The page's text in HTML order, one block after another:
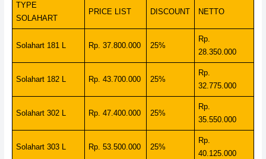
TYPE
SOLAHART
PRICE LIST DISCOUNT NETTO
Solahart 181 L Rp. 37.800.000 25%
Rp.
28.350.000
Solahart 182 L Rp. 43.700.000 25%
Rp.
32.775.000
Solahart 302 L Rp. 47.400.000 25%
Rp.
35.550.000
Solahart 303 L Rp. 53.500.000 25%
Rp.
40.125.000